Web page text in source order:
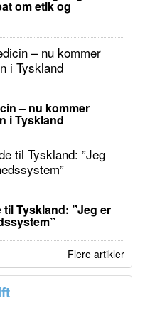
om etik og
– nu kommer
i Tyskland
Tyskland: ”Jeg er
Flere artikler